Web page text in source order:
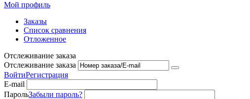
Мой профиль
Заказы
Список сравнения
Отложенное
Отслеживание заказа
Отслеживание заказа
ВойтиРегистрация
E-mail
ПарольЗабыли пароль?